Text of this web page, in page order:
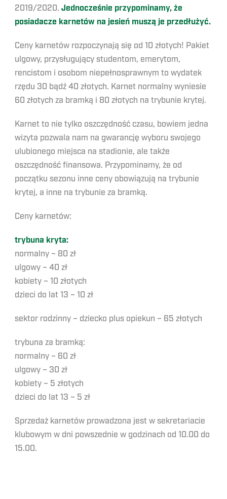
2019/2020. Jednocześnie przypominamy, że
posiadacze karnetów na jesień muszą je przedłużyć.
Ceny karnetów rozpoczynają się od 10 złotych! Pakiet
ulgowy, przysługujący studentom, emerytom,
rencistom i osobom niepełnosprawnym to wydatek
rzędu 30 bądź 40 złotych. Karnet normalny wyniesie
60 złotych za bramką i 80 złotych na trybunie krytej.
Karnet to nie tylko oszczędność czasu, bowiem jedna
wizyta pozwala nam na gwarancję wyboru swojego
ulubionego miejsca na stadionie, ale także
oszczędność finansowa. Przypominamy, że od
początku sezonu inne ceny obowiązują na trybunie
krytej, a inne na trybunie za bramką.
Ceny karnetów:
trybuna kryta:
normalny – 80 zł
ulgowy – 40 zł
kobiety – 10 złotych
dzieci do lat 13 – 10 zł
sektor rodzinny – dziecko plus opiekun – 65 złotych
trybuna za bramką:
normalny – 60 zł
ulgowy – 30 zł
kobiety – 5 złotych
dzieci do lat 13 – 5 zł
Sprzedaż karnetów prowadzona jest w sekretariacie
klubowym w dni powszednie w godzinach od 10.00 do
15.00.